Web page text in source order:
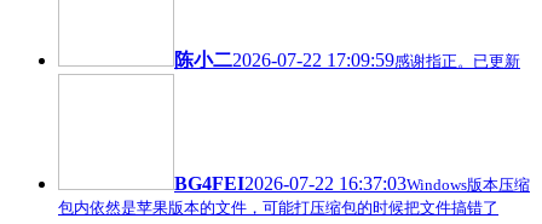
陈小二2026-07-22 17:09:59感谢指正。已更新
BG4FEI2026-07-22 16:37:03Windows版本压缩
包内依然是苹果版本的文件，可能打压缩包的时候把文件搞错了